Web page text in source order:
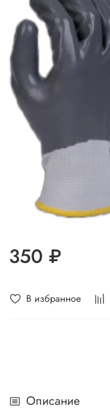
В избранное
350 ₽
Описание